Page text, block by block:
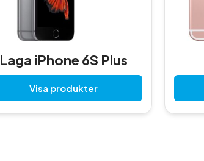
Laga iPhone 6S Plus
Visa produkter